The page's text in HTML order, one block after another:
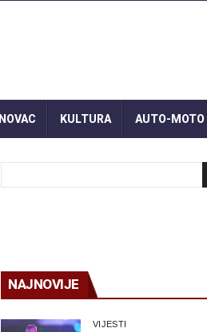
NOVAC KULTURA AUTO-MOTO
NAJNOVIJE
VIJESTI